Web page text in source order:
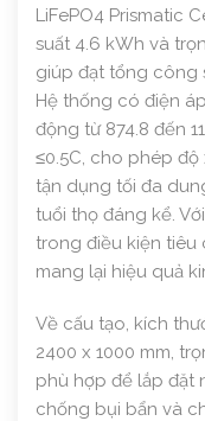
LiFePO4 Prismatic
suất 4.6 kWh và
giúp đạt tổng công
Hệ thống có điện
động từ 874.8 đến
≤0.5C, cho phép độ
tận dụng tối đa
tuổi thọ đáng kể.
trong điều kiện tiêu
mang lại hiệu quả
Về cấu tạo, kích
2400 x 1000 mm,
phù hợp để lắp đặt
chống bụi bẩn và